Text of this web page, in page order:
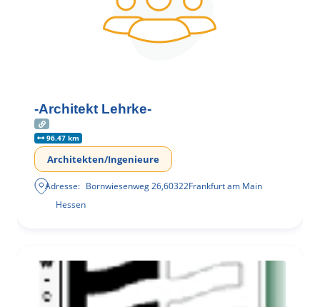
-Architekt Lehrke-
96.47 km
Architekten/Ingenieure
Adresse: Bornwiesenweg 26,60322Frankfurt am Main
Hessen